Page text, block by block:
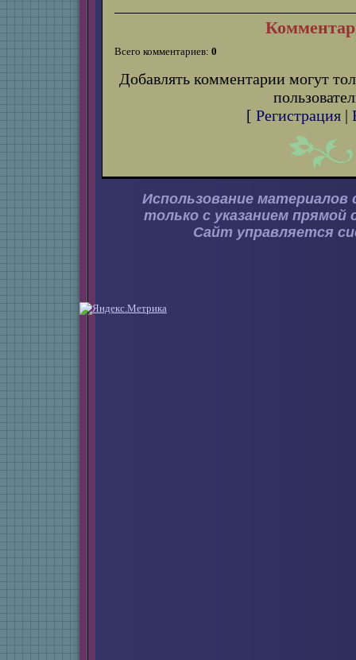
Всего комментариев: 0
Добавлять комментарии могут
[ Регистрация |
Использование материалов
только с указанием прямой
Сайт управляется